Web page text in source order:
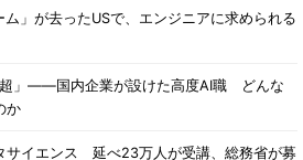
ム」が去ったUSで、エンジニアに求められる
」――国内企業が設けた高度AI職 どんな
か
サイエンス 延べ23万人が受講、総務省が募